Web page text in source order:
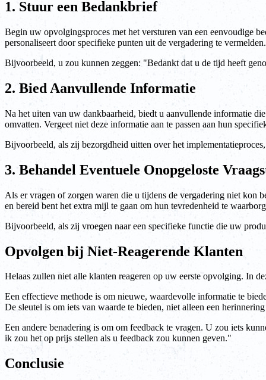
1. Stuur een Bedankbrief
Begin uw opvolgingsproces met het versturen van een eenvoudige
personaliseert door specifieke punten uit de vergadering te vermelden.
Bijvoorbeeld, u zou kunnen zeggen: "Bedankt dat u de tijd heeft
2. Bied Aanvullende Informatie
Na het uiten van uw dankbaarheid, biedt u aanvullende informatie
omvatten. Vergeet niet deze informatie aan te passen aan hun
Bijvoorbeeld, als zij bezorgdheid uitten over het
3. Behandel Eventuele Onopgeloste
Als er vragen of zorgen waren die u tijdens de vergadering niet kon
en bereid bent het extra mijl te gaan om hun tevredenheid te
Bijvoorbeeld, als zij vroegen naar een specifieke functie die uw
Opvolgen bij Niet-Reagerende Klanten
Helaas zullen niet alle klanten reageren op uw eerste opvolging. In
Een effectieve methode is om nieuwe, waardevolle informatie te
De sleutel is om iets van waarde te bieden, niet alleen een
Een andere benadering is om om feedback te vragen. U zou iets
ik zou het op prijs stellen als u feedback zou kunnen geven."
Conclusie